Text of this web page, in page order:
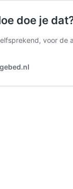
doe je
voor